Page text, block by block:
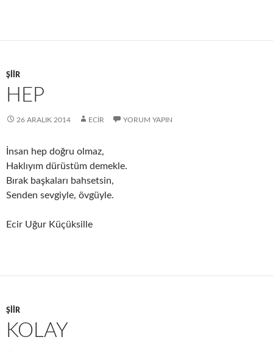
ŞIIR
HEP
26 ARALIK 2014 ECIR YORUM YAPIN
İnsan hep doğru olmaz,
Haklıyım dürüstüm demekle.
Bırak başkaları bahsetsin,
Senden sevgiyle, övgüyle.
Ecir Uğur Küçüksille
ŞIIR
KOLAY